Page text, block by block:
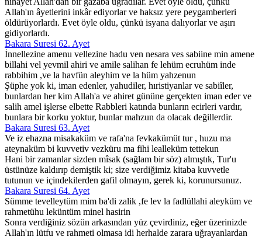
Allah'ın âyetlerini inkâr ediyorlar ve haksız yere peygamberleri
öldürüyorlardı. Evet öyle oldu, çünkü isyana dalıyorlar ve aşırı
gidiyorlardı.
Bakara Suresi 62. Ayet
İnnellezine amenu vellezine hadu ven nesara ves sabiine min amene
billahi vel yevmil ahiri ve amile salihan fe lehüm ecruhüm inde
rabbihim ,ve la havfün aleyhim ve la hüm yahzenun
Şüphe yok ki, iman edenler, yahudiler, hıristiyanlar ve sabiîler,
bunlardan her kim Allah'a ve ahiret gününe gerçekten iman eder ve
salih amel işlerse elbette Rabbleri katında bunların ecirleri vardır,
bunlara bir korku yoktur, bunlar mahzun da olacak değillerdir.
Bakara Suresi 63. Ayet
Ve iz ehazna misakaküm ve rafa'na fevkakümüt tur , huzu ma
ateynaküm bi kuvvetiv vezküru ma fihi lealleküm tettekun
Hani bir zamanlar sizden mîsak (sağlam bir söz) almıştık, Tur'u
üstünüze kaldırıp demiştik ki; size verdiğimiz kitaba kuvvetle
tutunun ve içindekilerden gafil olmayın, gerek ki, korunursunuz.
Bakara Suresi 64. Ayet
Sümme tevelleytüm mim ba'di zalik ,fe lev la fadlüllahi aleyküm ve
rahmetühu leküntüm minel hasirin
Sonra verdiğiniz sözün arkasından yüz çevirdiniz, eğer üzerinizde
Allah'ın lütfu ve rahmeti olmasa idi herhalde zarara uğrayanlardan